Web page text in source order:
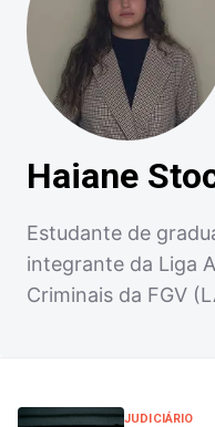
Haiane
Estudante de
integrante da Liga
Criminais da FGV
JUDICIÁRIO